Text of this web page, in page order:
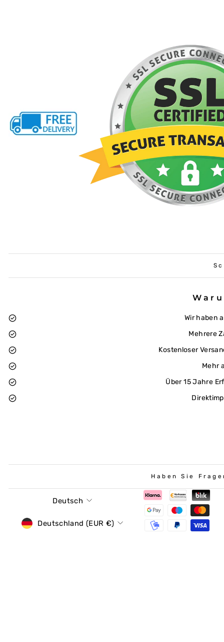
Wir haben
Mehrere
Kostenloser
Mehr
Über 15 Jahre
Haben Sie
Sprache
Deutsch
Währung
Deutschland (EUR €)